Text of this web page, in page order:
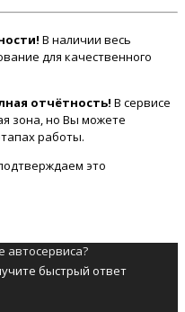
В наличии весь
для качественного
отчётность! В сервисе
зона, но Вы можете
работы.
это
автосервиса?
быстрый ответ